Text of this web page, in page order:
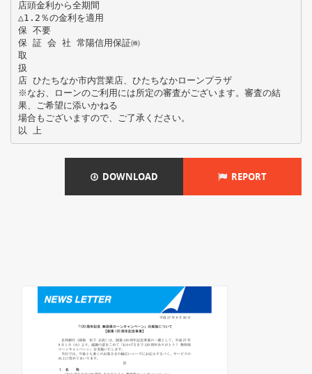
店頭金利から全期間
△1.2％の金利を適用
保 不要
保 証 会 社 常陽信用保証㈱
取
扱
店 ひたちなか市内営業店、ひたちなかローンプラザ
※なお、ローンのご利用には所定の審査がございます。審査の結
果、ご希望に添いかねる
場合もございますので、ご了承ください。
DOWNLOAD REPORT